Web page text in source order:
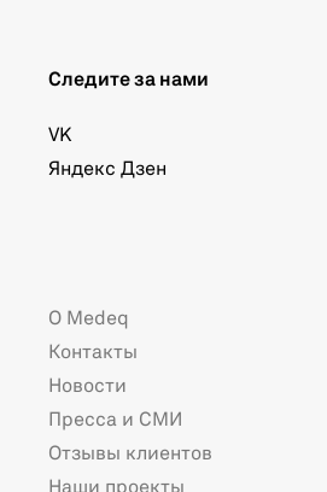
Следите за нами
VK
Яндекс Дзен
О Medeq
Контакты
Новости
Пресса и СМИ
Отзывы клиентов